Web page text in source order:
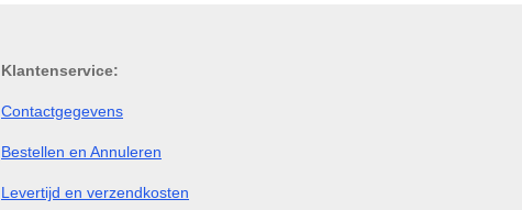
Klantenservice:
Contactgegevens
Bestellen en Annuleren
Levertijd en verzendkosten